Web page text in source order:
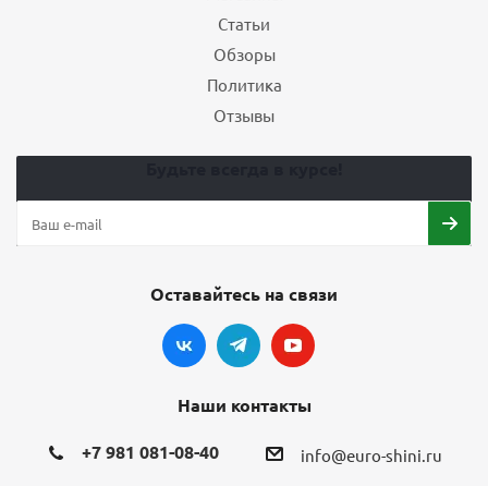
Статьи
Обзоры
Политика
Отзывы
Оставайтесь на связи
Наши контакты
+7 981 081-08-40 info@euro-shini.ru